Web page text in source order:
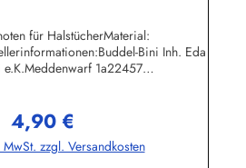
für HalstücherMaterial:
Bini Inh. Eda
1a22457
Regulärer Preis:
4,90 €
zzgl. Versandkosten